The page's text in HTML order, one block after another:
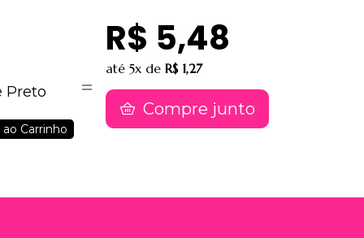
Preto
Carrinho
R$ 5,48
até 5x de R$ 1,27
Compre junto